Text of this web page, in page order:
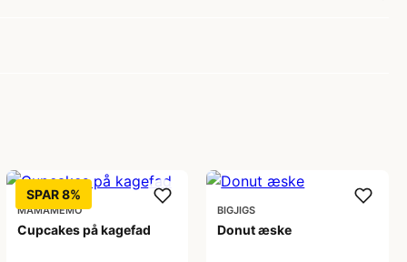
SPAR 8%
MAMAMEMO
Cupcakes på kagefad
BIGJIGS
Donut æske